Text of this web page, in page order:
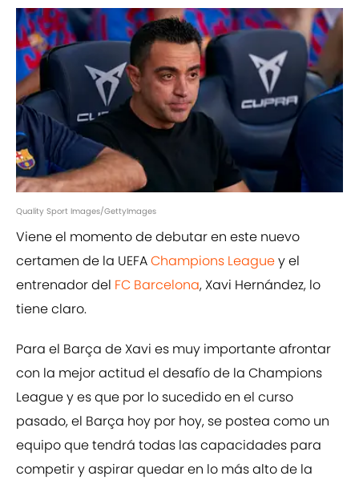
Quality Sport Images/GettyImages
Viene el momento de debutar en este nuevo
certamen de la UEFAChampions Leaguey el
entrenador del FC Barcelona, Xavi Hernández, lo
tiene claro.
Para el Barça de Xavi es muy importante afrontar
con la mejor actitud el desafío de la Champions
League y es que por lo sucedido en el curso
pasado, el Barça hoy por hoy, se postea como un
equipo que tendrá todas las capacidades para
competir y aspirar quedar en lo más alto de la